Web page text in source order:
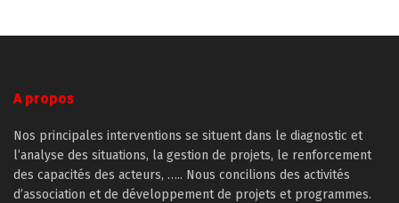
A propos
Nos principales interventions se situent dans le diagnostic et
l’analyse des situations, la gestion de projets, le renforcement
des capacités des acteurs, ….. Nous concilions des activités
d’association et de développement de projets et programmes.